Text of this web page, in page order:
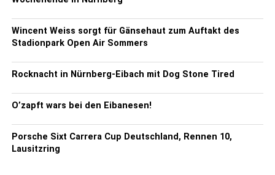
Wincent Weiss sorgt für Gänsehaut zum Auftakt des
Stadionpark Open Air Sommers
Rocknacht in Nürnberg-Eibach mit Dog Stone Tired
O’zapft wars bei den Eibanesen!
Porsche Sixt Carrera Cup Deutschland, Rennen 10,
Lausitzring